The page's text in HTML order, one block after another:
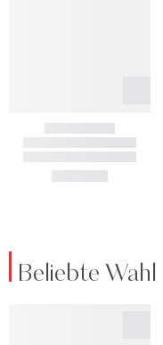
Beliebte Wahl